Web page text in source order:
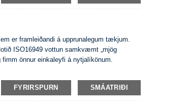
er framleiðandi á upprunalegum tækjum.
ISO16949 vottun samkvæmt „mjög
fimm önnur einkaleyfi á nytjalíkönum.
FYRIRSPURN SMÁATRIÐI